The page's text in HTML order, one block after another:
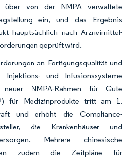
über von der NMPA verwaltete
ein, und das Ergebnis
hauptsächlich nach Arzneimittel-
geprüft wird.
an Fertigungsqualität und
und Infusionssysteme
NMPA-Rahmen für Gute
für Medizinprodukte tritt am 1.
und erhöht die Compliance-
die Krankenhäuser und
Mehrere chinesische
zudem die Zeitpläne für